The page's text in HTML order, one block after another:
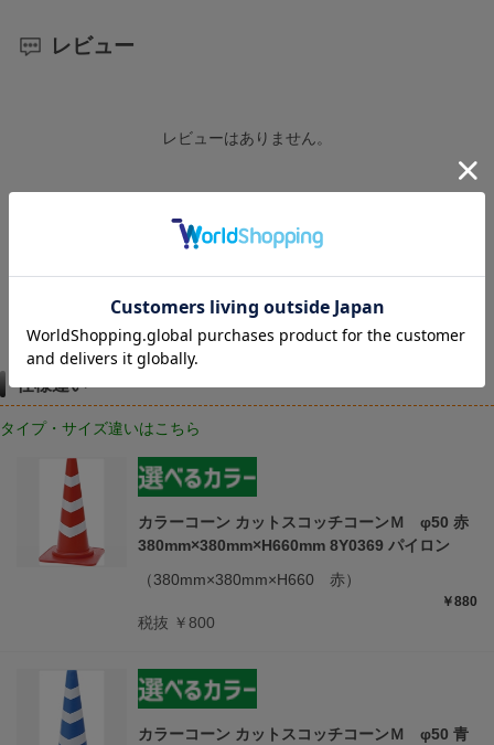
レビュー
レビューはありません。
レビューを書く
仕様違い
タイプ・サイズ違いはこちら
カラーコーン カットスコッチコーンＭ φ50 赤
380mm×380mm×H660mm 8Y0369 パイロン
（380mm×380mm×H660 赤）
￥880
税抜 ￥800
カラーコーン カットスコッチコーンＭ φ50 青